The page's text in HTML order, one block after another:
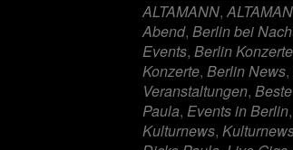
ALTAMANN,
Abend, Berlin bei
Events, Berlin Konzerte
Konzerte, Berlin News,
Veranstaltungen,
Paula, Events in Berlin,
Kulturnews,